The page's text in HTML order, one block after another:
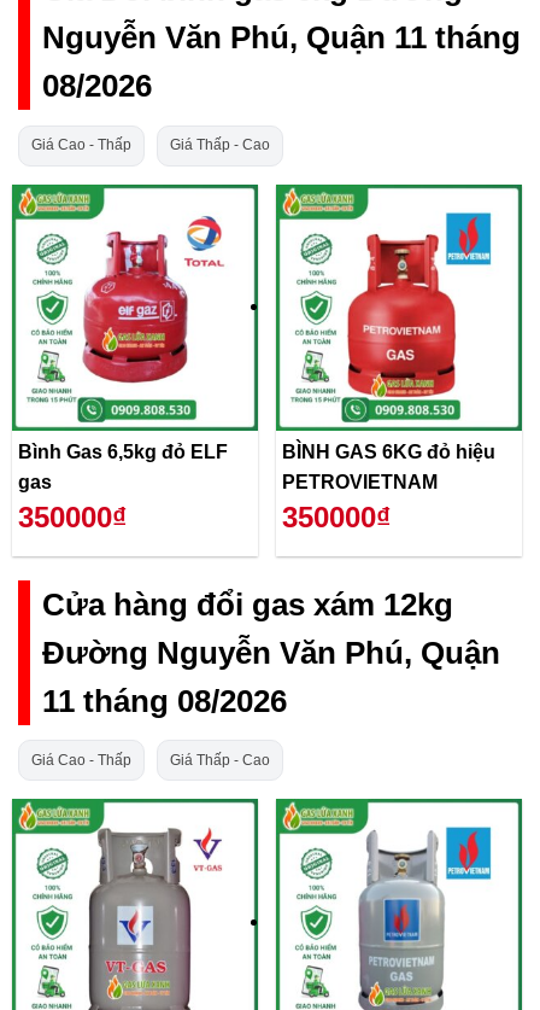
Nguyễn Văn Phú, Quận 11 tháng
08/2026
Giá Cao - Thấp Giá Thấp - Cao
Bình Gas 6,5kg đỏ ELF
gas
350000₫
BÌNH GAS 6KG đỏ hiệu
PETROVIETNAM
350000₫
Cửa hàng đổi gas xám 12kg
Đường Nguyễn Văn Phú, Quận
11 tháng 08/2026
Giá Cao - Thấp Giá Thấp - Cao